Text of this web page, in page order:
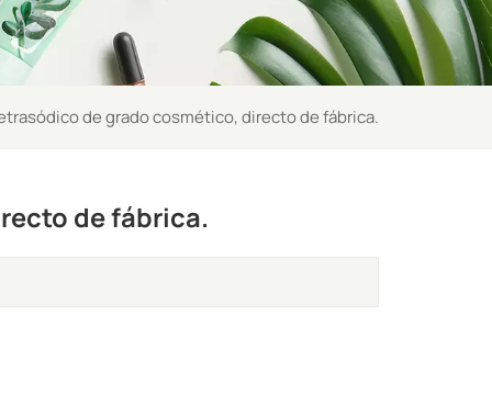
de grado cosmético, directo de fábrica.
de fábrica.